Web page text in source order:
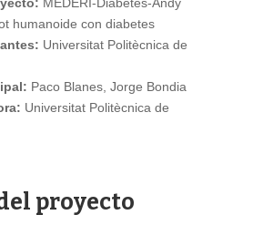
MEDERI-Diabetes-Andy
humanoide con diabetes
Universitat Politècnica de
Paco Blanes, Jorge Bondia
Universitat Politècnica de
proyecto